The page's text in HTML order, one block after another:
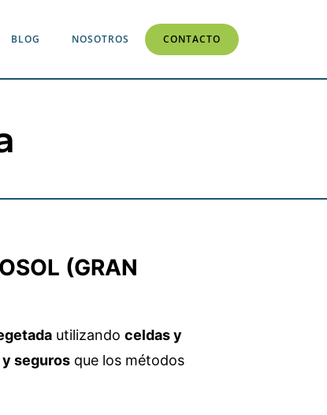
BLOG NOSOTROS CONTACTO
(GRAN
utilizando celdas y
seguros que los métodos